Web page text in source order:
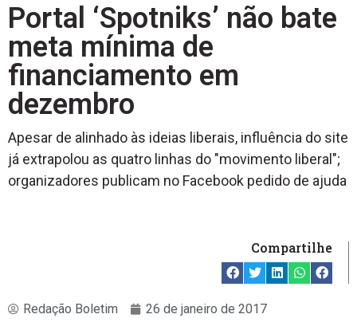
Portal ‘Spotniks’ não bate
meta mínima de
financiamento em
dezembro
Apesar de alinhado às ideias liberais, influência do site
já extrapolou as quatro linhas do "movimento liberal";
organizadores publicam no Facebook pedido de ajuda
Compartilhe
Redação Boletim 26 de janeiro de 2017